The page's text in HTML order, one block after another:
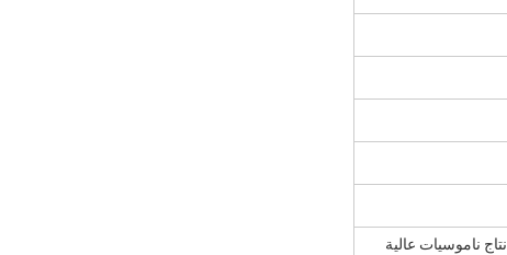
ناموسيات عالية